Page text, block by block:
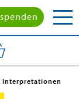
Interpretationen